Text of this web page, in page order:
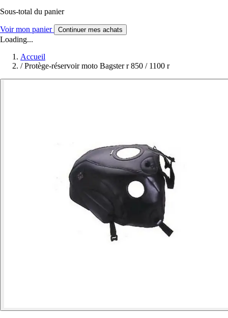
Sous-total du panier
Voir mon panier Continuer mes achats
Loading...
Accueil
/ Protège-réservoir moto Bagster r 850 / 1100 r